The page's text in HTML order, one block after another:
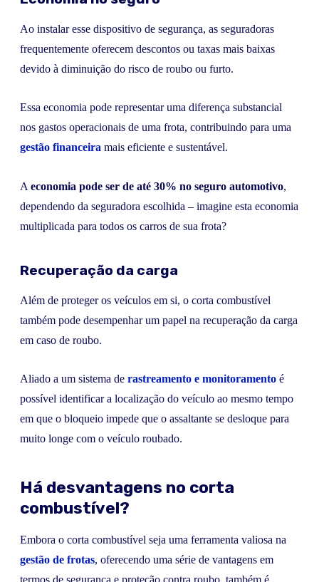
Ao instalar esse dispositivo de segurança, as seguradoras
frequentemente oferecem descontos ou taxas mais baixas
devido à diminuição do risco de roubo ou furto.
Essa economia pode representar uma diferença substancial
nos gastos operacionais de uma frota, contribuindo para uma
gestão financeira mais eficiente e sustentável.
A economia pode ser de até 30% no seguro automotivo,
dependendo da seguradora escolhida – imagine esta economia
multiplicada para todos os carros de sua frota?
Recuperação da carga
Além de proteger os veículos em si, o corta combustível
também pode desempenhar um papel na recuperação da carga
em caso de roubo.
Aliado a um sistema de rastreamento e monitoramento é
possível identificar a localização do veículo ao mesmo tempo
em que o bloqueio impede que o assaltante se desloque para
muito longe com o veículo roubado.
Há desvantagens no corta
combustível?
Embora o corta combustível seja uma ferramenta valiosa na
gestão de frotas, oferecendo uma série de vantagens em
termos de segurança e proteção contra roubo, também é